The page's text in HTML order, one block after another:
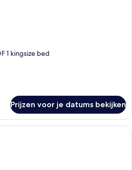
1 kingsize bed
Prijzen voor je datums bekijken
Een hotelkamer met twee bedden,